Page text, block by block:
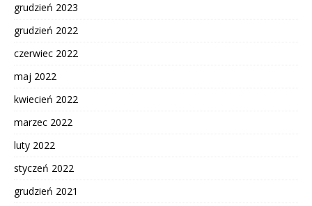
grudzień 2023
grudzień 2022
czerwiec 2022
maj 2022
kwiecień 2022
marzec 2022
luty 2022
styczeń 2022
grudzień 2021